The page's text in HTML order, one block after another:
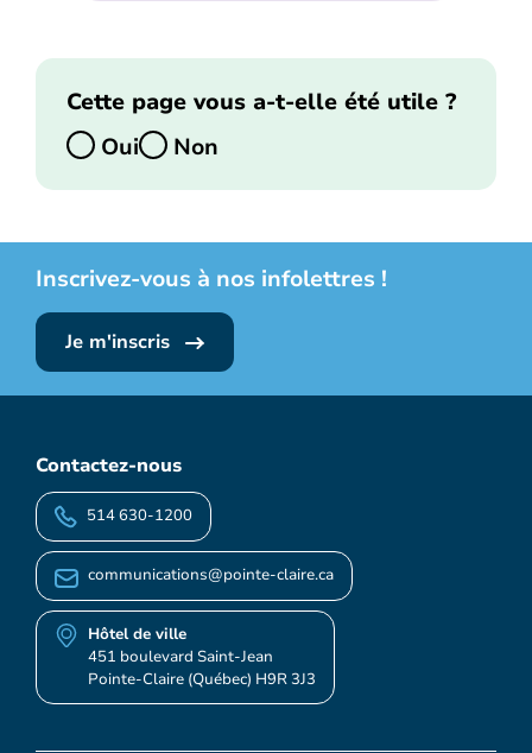
Cette page vous a-t-elle été utile ?
Oui
Non
Inscrivez-vous à nos infolettres !
Je m'inscris
Contactez-nous
514 630-1200
communications@pointe-claire.ca
Hôtel de ville
451 boulevard Saint-Jean
Pointe-Claire (Québec) H9R 3J3